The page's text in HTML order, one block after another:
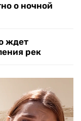
о ночной
ждет
рек